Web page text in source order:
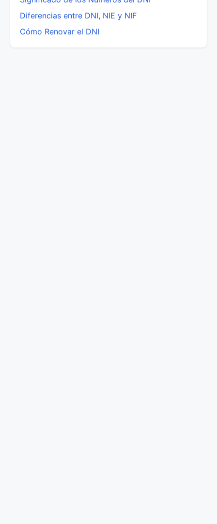
Diferencias entre DNI, NIE y NIF
Cómo Renovar el DNI